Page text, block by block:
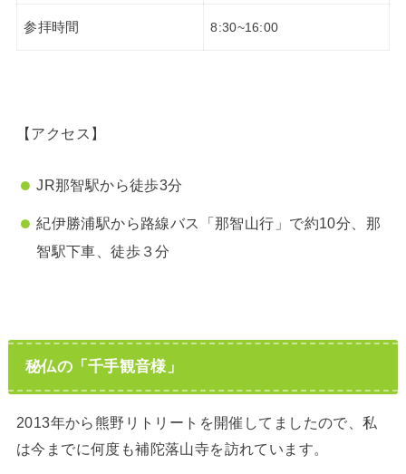
参拝時間 8:30~16:00
【アクセス】
JR那智駅から徒歩3分
紀伊勝浦駅から路線バス「那智山行」で約10分、那
智駅下車、徒歩３分
秘仏の「千手観音様」
2013年から熊野リトリートを開催してましたので、私
は今までに何度も補陀落山寺を訪れています。